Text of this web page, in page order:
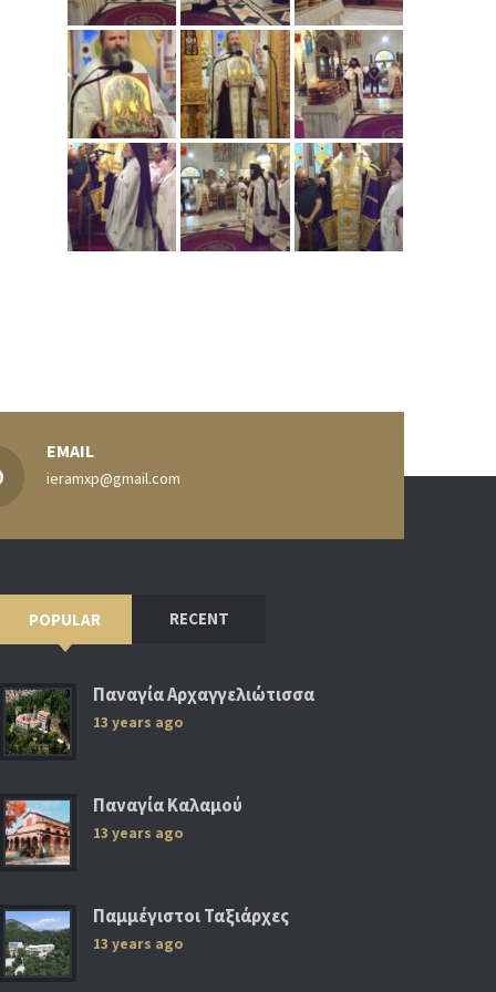
EMAIL
ieramxp@gmail.com
POPULAR RECENT
Παναγία Αρχαγγελιώτισσα
13 years ago
Παναγία Καλαμού
13 years ago
Παμμέγιστοι Ταξιάρχες
13 years ago